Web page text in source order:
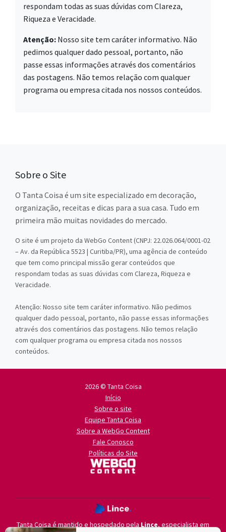
respondam todas as suas dúvidas com Clareza,
Riqueza e Veracidade.
Atenção: Nosso site tem caráter informativo. Não
pedimos qualquer dado pessoal, portanto, não
passe essas informações através dos comentários
das postagens. Não temos relação com qualquer
programa ou empresa citada nos nossos conteúdos.
Sobre o Site
O Tanta Coisa é um site especializado em decoração,
organização, receitas e dicas para a sua casa. Tudo em
primeira mão muitas novidades do mercado.
O site é um projeto da WebGo Content (CNPJ: 22.026.064/0001-02
– Av. da República 5523 | Curitiba/PR), uma agência de conteúdo
que tem como principal missão gerar conteúdos que
respondam todas as suas dúvidas com Clareza, Riqueza e
Veracidade.
Atenção: Nosso site tem caráter informativo. Não pedimos
qualquer dado pessoal, portanto, não passe essas informações
através dos comentários das postagens. Não temos relação
com qualquer programa ou empresa citada nos nossos
conteúdos.
2026 © Tanta Coisa
Início
Sobre o site
Equipe Tanta Coisa
Sobre a WebGo Content
Fale Conosco
Políticas do Site
Tanta Coisa é mantido e hospedado pela Lince, especialista em